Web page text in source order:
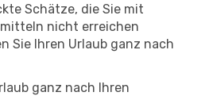
Schätze, die Sie mit
nicht erreichen
Sie Ihren Urlaub ganz nach
ganz nach Ihren